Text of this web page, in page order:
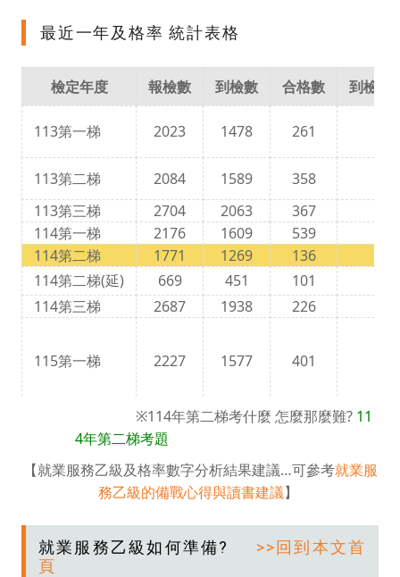
最近一年及格率 統計表格
檢定年度 報檢數 到檢數 合格數 到檢合
113第一梯 2023 1478 261
113第二梯 2084 1589 358
113第三梯
2704 2063 367
114第一梯
2176 1609 539
114第二梯
1771 1269 136
114第二梯(延)
669 451 101
114第三梯
2687 1938 226
115第一梯 2227 1577 401
※114年第二梯考什麼 怎麼那麼難? 11
4年第二梯考題
【就業服務乙級及格率數字分析結果建議…可參考就業服
務乙級的備戰心得與讀書建議】
就業服務乙級如何準備? >>回到本文首
頁